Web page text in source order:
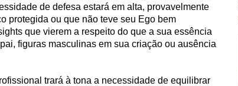
de defesa estará em alta, provavelmente
protegida ou que não teve seu Ego bem
que vierem a respeito do que a sua essência
figuras masculinas em sua criação ou ausência
trará à tona a necessidade de equilibrar